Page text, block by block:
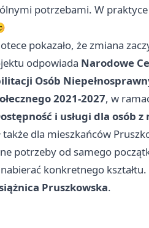
potrzebami. W
pokazało, że zmiana
odpowiada Narodowe
Osób
2021-2027, w
i usługi dla osób
także dla mieszkańców
potrzeby od samego
konkretnego
Pruszkowska.